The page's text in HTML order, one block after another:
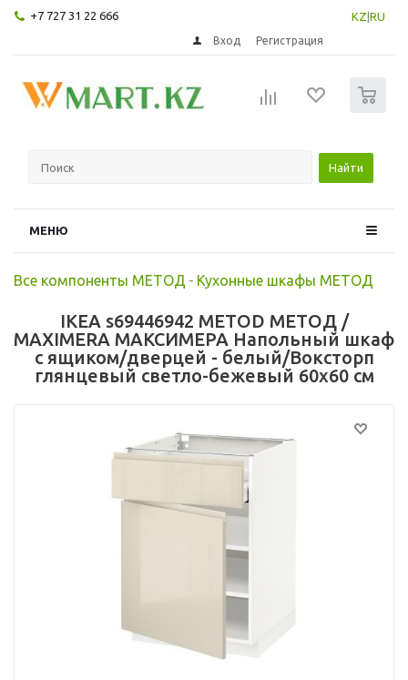
+7 727 31 22 666 KZ RU
Вход Регистрация
Найти
МЕНЮ
Все компоненты МЕТОД - Кухонные шкафы МЕТОД
IKEA s69446942 METOD МЕТОД /
MAXIMERA МАКСИМЕРА Напольный шкаф
с ящиком/дверцей - белый/Воксторп
глянцевый светло-бежевый 60x60 см